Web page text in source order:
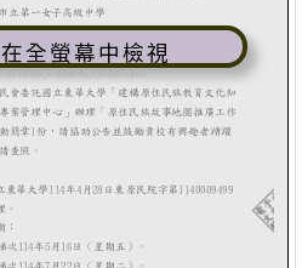
在全螢幕中檢視